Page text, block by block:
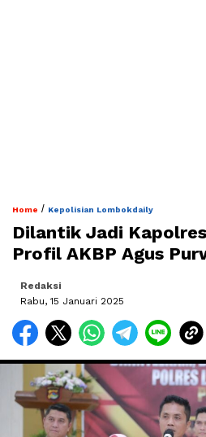
Home / Kepolisian Lombokdaily
Dilantik Jadi
Profil AKBP Agus
Redaksi
Rabu, 15 Januari 2025